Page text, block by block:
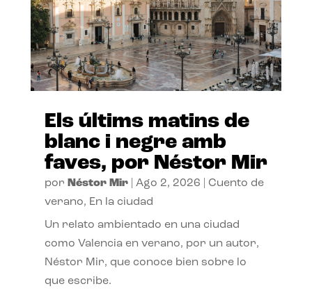
Els últims matins de
blanc i negre amb
faves, por Néstor Mir
por Néstor Mir| Ago 2, 2026
Cuento de
verano, En la ciudad
Un relato ambientado en una ciudad
como Valencia en verano, por un autor,
Néstor Mir, que conoce bien sobre lo
que escribe.